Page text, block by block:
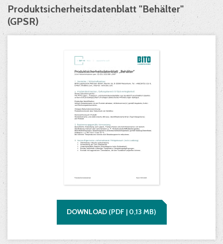
Produktsicherheitsdatenblatt "Behälter"
(GPSR)
DOWNLOAD (PDF | 0,13 MB)